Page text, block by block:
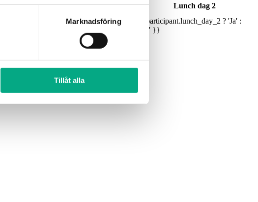
Marknadsföring
Tillåt alla
Middag dag 1
Lunch dag 2
{{ participant.dinner_day_1 ? 'Ja' :
{{ participant.lunch_day_2 ? 'Ja' :
'Nej' }}